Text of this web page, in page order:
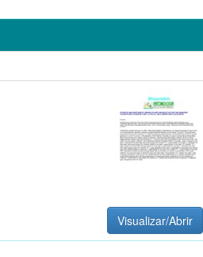
Visualizar/Abrir